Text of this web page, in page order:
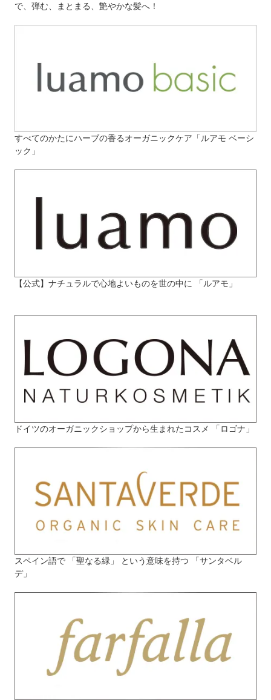
で、弾む、まとまる、艶やかな髪へ！
すべてのかたにハーブの香るオーガニックケア「ルアモ ベーシ
ック」
【公式】ナチュラルで心地よいものを世の中に 「ルアモ」
ドイツのオーガニックショップから生まれたコスメ 「ロゴナ」
スペイン語で 「聖なる緑」 という意味を持つ 「サンタベル
デ」